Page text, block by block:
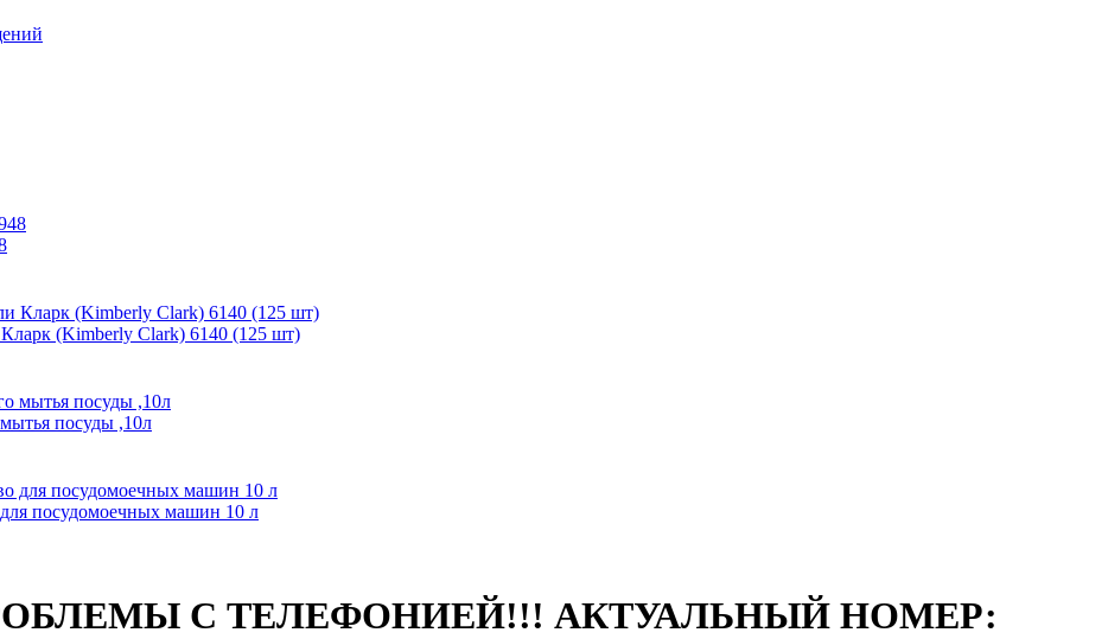
(Kimberly Clark) 6140 (125 шт)
посуды ,10л
посудомоечных машин 10 л
С ТЕЛЕФОНИЕЙ!!! АКТУАЛЬНЫЙ НОМЕР: